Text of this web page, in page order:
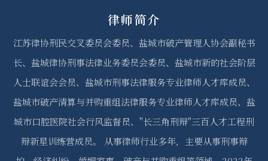
律师简介
江苏律协刑民交叉委员会委员、盐城市破产管理人协会副秘书
长、盐城律协刑事法律业务委员会委员、盐城市新的社会阶层
人士联谊会会员、盐城市刑事法律服务专业律师人才库成员、
盐城市破产清算与并购重组法律服务专业律师人才库成员、盐
城市口腔医院社会行风监督员、"长三角刑辩"三百人才工程刑
辩新星训练营成员。 从事律师行业多年，主要从事刑事辩